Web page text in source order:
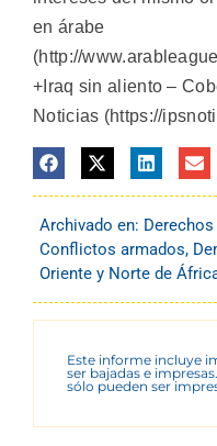
en árabe
(http://
+Iraq sin aliento –
Noticias (https://
Archivado en:
Conflictos armados,
Oriente y Norte de
Este informe incluye
ser bajadas e
sólo pueden ser